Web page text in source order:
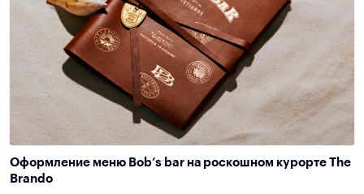
Оформление меню Bob’s bar на роскошном курорте The
Brando